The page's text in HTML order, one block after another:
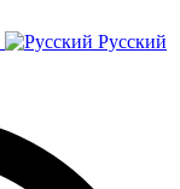
Русский